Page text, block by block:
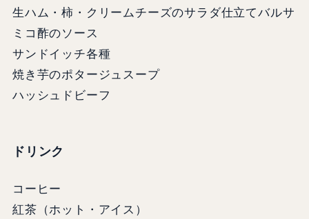
生ハム・柿・クリームチーズのサラダ仕立てバルサ
ミコ酢のソース
サンドイッチ各種
焼き芋のポタージュスープ
ハッシュドビーフ
ドリンク
コーヒー
紅茶（ホット・アイス）